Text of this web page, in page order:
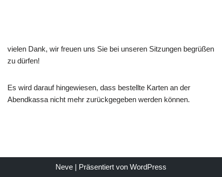
vielen Dank, wir freuen uns Sie bei unseren Sitzungen begrüßen
zu dürfen!
Es wird darauf hingewiesen, dass bestellte Karten an der
Abendkassa nicht mehr zurückgegeben werden können.
Neve | Präsentiert von WordPress